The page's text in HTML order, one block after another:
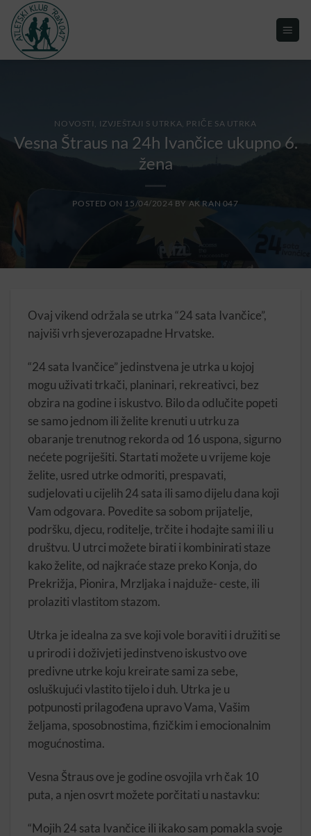
NOVOSTI, IZVJEŠTAJI S UTRKA PRIČE SA UTRKA
Vesna Štraus na 24h Ivančice ukupno 6.
žena
POSTED ON 15/04/2024 BY AK RAN 047
Ovaj vikend održala se utrka “24 sata Ivančice”,
najviši vrh sjeverozapadne Hrvatske.
“24 sata Ivančice” jedinstvena je utrka u kojoj
mogu uživati trkači, planinari, rekreativci, bez
obzira na godine i iskustvo. Bilo da odlučite popeti
se samo jednom ili želite krenuti u utrku za
obaranje trenutnog rekorda od 16 uspona, sigurno
nećete pogriješiti. Startati možete u vrijeme koje
želite, usred utrke odmoriti, prespavati,
sudjelovati u cijelih 24 sata ili samo dijelu dana koji
Vam odgovara. Povedite sa sobom prijatelje,
podršku, djecu, roditelje, trčite i hodajte sami ili u
društvu. U utrci možete birati i kombinirati staze
kako želite, od najkraće staze preko Konja, do
Prekrižja, Pionira, Mrzljaka i najduže- ceste, ili
prolaziti vlastitom stazom.
Utrka je idealna za sve koji vole boraviti i družiti se
u prirodi i doživjeti jedinstveno iskustvo ove
predivne utrke koju kreirate sami za sebe,
osluškujući vlastito tijelo i duh. Utrka je u
potpunosti prilagođena upravo Vama, Vašim
željama, sposobnostima, fizičkim i emocionalnim
mogućnostima.
Vesna Štraus ove je godine osvojila vrh čak 10
puta, a njen osvrt možete porčitati u nastavku:
“Mojih 24 sata Ivančice ili ikako sam pomakla svoje